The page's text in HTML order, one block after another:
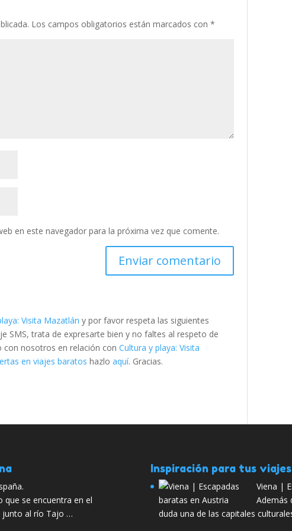
Los campos obligatorios están marcados con*
en este navegador para la próxima vez que comente.
Visita Mazatlán y por favor respeta las siguientes
SMS, trata de expresarte bien y no faltes al respeto de
con nosotros en relación conCultura y playa: Visita
en viajes baratos hazloaquí. Gracias.
que se encuentra en el
junto al río Tajo …
Inspiración para tus viajes
Viena |
Además
duda una de las capitales